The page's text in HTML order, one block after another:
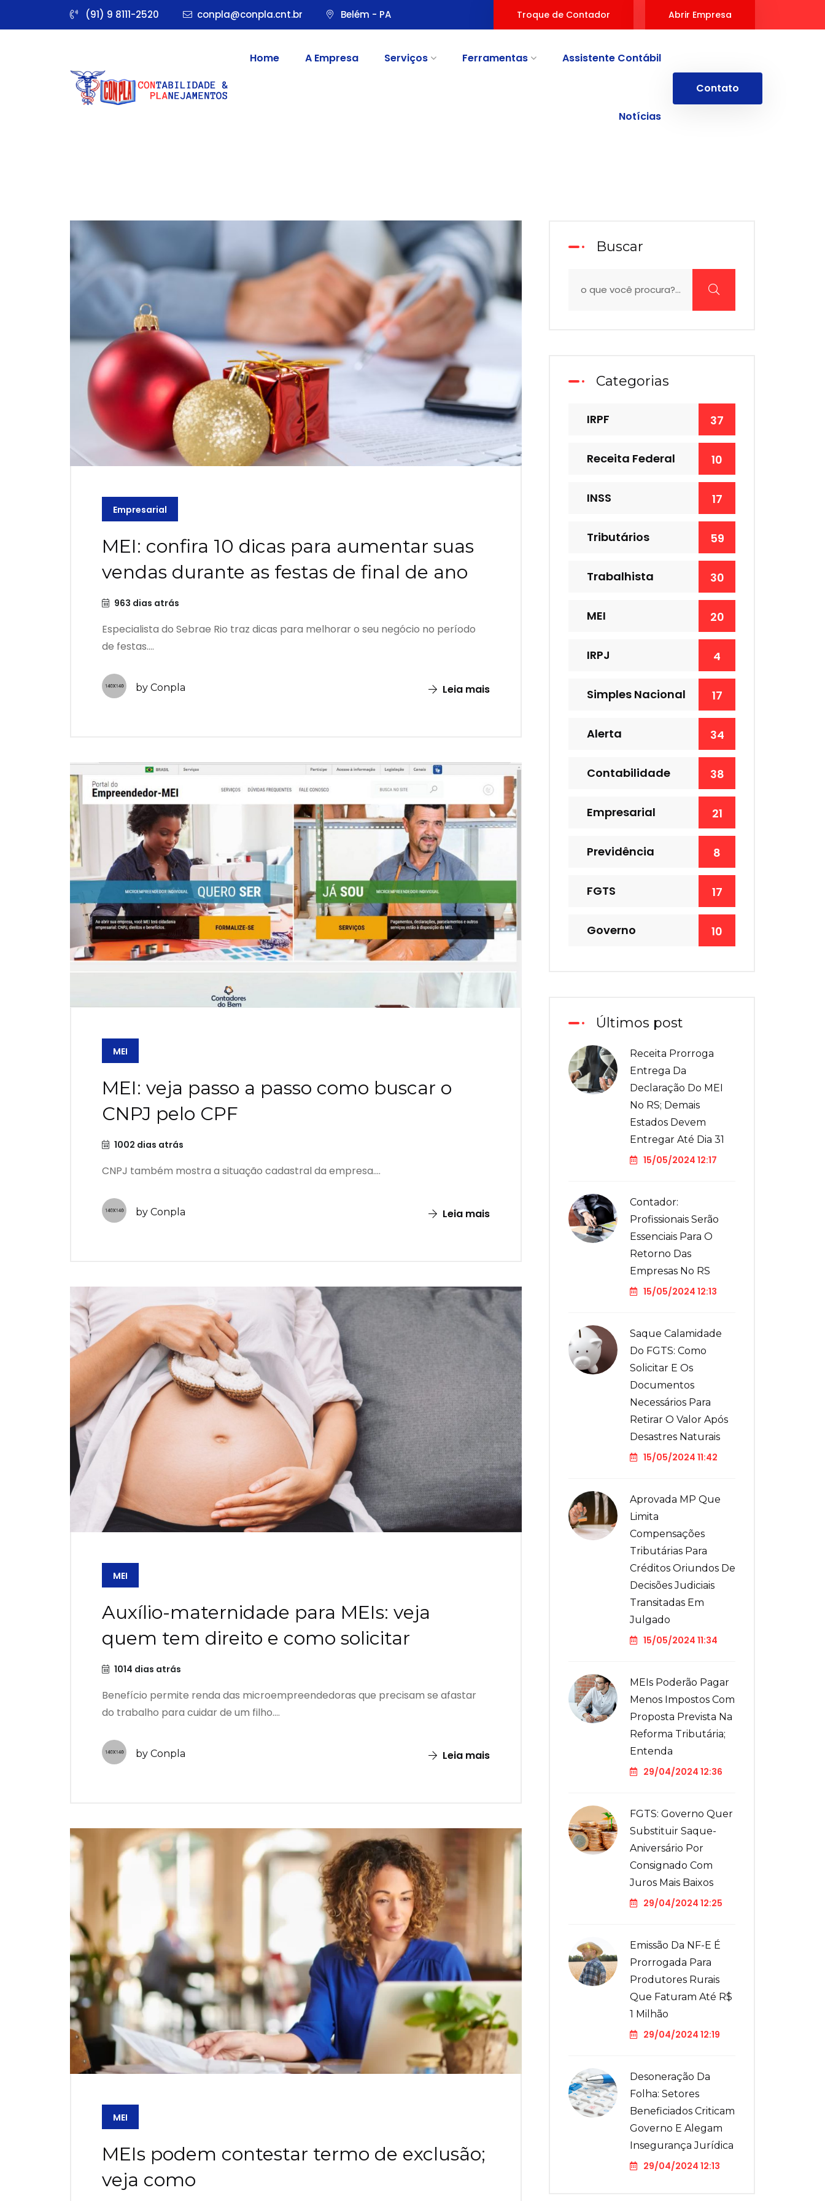
(91) 9 8111-2520 conpla@conpla.cnt.br Belém - PA Troque de Contador Abrir Empresa
Home A Empresa Serviços Ferramentas Assistente Contábil
Notícias
Contato
Empresarial
MEI: confira 10 dicas para aumentar suas
vendas durante as festas de final de ano
963 dias atrás
Especialista do Sebrae Rio traz dicas para melhorar o seu negócio no período
de festas....
by Conpla Leia mais
MEI
MEI: veja passo a passo como buscar o
CNPJ pelo CPF
1002 dias atrás
CNPJ também mostra a situação cadastral da empresa....
by Conpla Leia mais
MEI
Auxílio-maternidade para MEIs: veja
quem tem direito e como solicitar
1014 dias atrás
Benefício permite renda das microempreendedoras que precisam se afastar
do trabalho para cuidar de um filho....
by Conpla Leia mais
MEI
MEIs podem contestar termo de exclusão;
veja como
Buscar
Categorias
IRPF 37
Receita Federal 10
INSS 17
Tributários 59
Trabalhista 30
MEI 20
IRPJ 4
Simples Nacional 17
Alerta 34
Contabilidade 38
Empresarial 21
Previdência 8
FGTS 17
Governo 10
Últimos post
Receita Prorroga
Entrega Da
Declaração Do MEI
No RS; Demais
Estados Devem
Entregar Até Dia 31
15/05/2024 12:17
Contador:
Profissionais Serão
Essenciais Para O
Retorno Das
Empresas No RS
15/05/2024 12:13
Saque Calamidade
Do FGTS: Como
Solicitar E Os
Documentos
Necessários Para
Retirar O Valor Após
Desastres Naturais
15/05/2024 11:42
Aprovada MP Que
Limita
Compensações
Tributárias Para
Créditos Oriundos De
Decisões Judiciais
Transitadas Em
Julgado
15/05/2024 11:34
MEIs Poderão Pagar
Menos Impostos Com
Proposta Prevista Na
Reforma Tributária;
Entenda
29/04/2024 12:36
FGTS: Governo Quer
Substituir Saque-
Aniversário Por
Consignado Com
Juros Mais Baixos
29/04/2024 12:25
Emissão Da NF-E É
Prorrogada Para
Produtores Rurais
Que Faturam Até R$
1 Milhão
29/04/2024 12:19
Desoneração Da
Folha: Setores
Beneficiados Criticam
Governo E Alegam
Insegurança Jurídica
29/04/2024 12:13